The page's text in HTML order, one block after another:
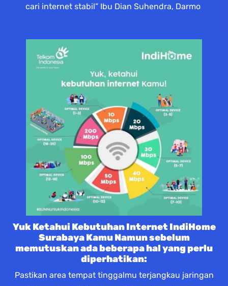
cari internet stabil” Ibu Dian Suhendra, Darmo
Yuk Ketahui Kebutuhan Internet IndiHome
Surabaya Kamu Namun sebelum
memutuskan ada beberapa hal yang perlu
diperhatikan:
Pastikan area tempat tinggalmu terjangkau jaringan